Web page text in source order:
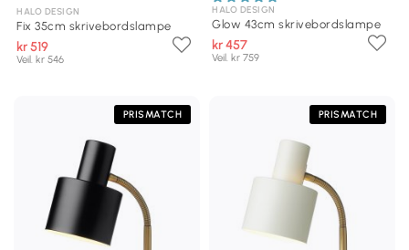
HALO DESIGN
Fix 35cm skrivebordslampe
kr 519
Veil. kr 546
HALO DESIGN
Glow 43cm skrivebordslampe
kr 457
Veil. kr 759
PRISMATCH PRISMATCH